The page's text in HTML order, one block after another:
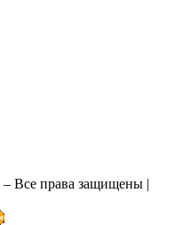
– Все права защищены |